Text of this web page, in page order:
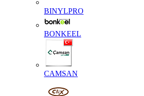
BINYLPRO
BONKEEL
CAMSAN